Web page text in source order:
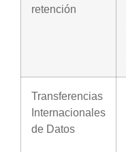
retención
Transferencias
Internacionales
de Datos